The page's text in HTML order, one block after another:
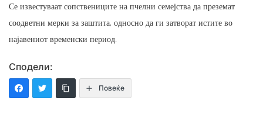
Се известуваат сопствениците на пчелни семејства да преземат
соодветни мерки за заштита, односно да ги затворат истите во
најавениот временски период.
Сподели:
Повеќе